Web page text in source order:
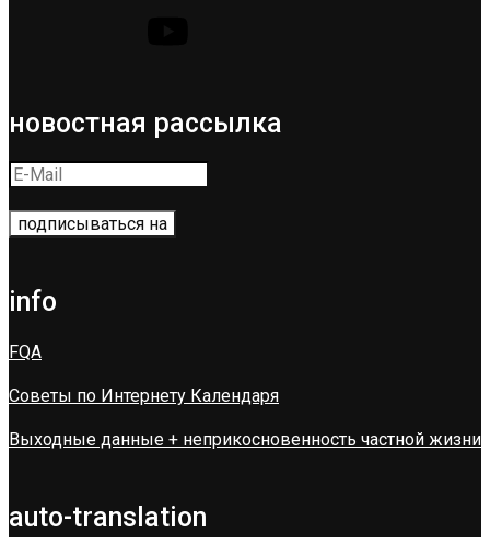
новостная рассылка
info
FQA
Советы по Интернету Календаря
Выходные данные + неприкосновенность частной жизни
auto-translation